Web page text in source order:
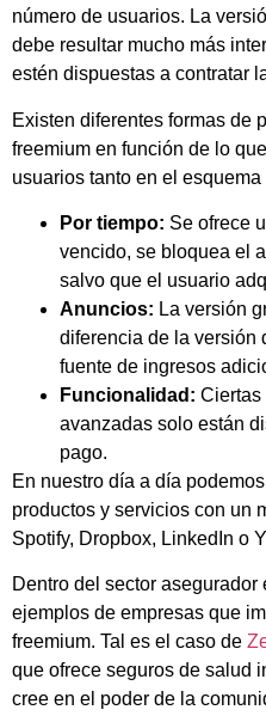
número de usuarios. La
debe resultar mucho más
estén dispuestas a contratar
Existen diferentes formas de
freemium en función de lo
usuarios tanto en el
Por tiempo: Se ofrece
vencido, se bloquea el
salvo que el usuario
Anuncios: La versión
diferencia de la versión
fuente de ingresos
Funcionalidad: Ciertas
avanzadas solo están
pago.
En nuestro día a día
productos y servicios con un
Spotify, Dropbox, LinkedIn o
Dentro del sector
ejemplos de empresas que
freemium. Tal es el caso de
que ofrece seguros de salud
cree en el poder de la